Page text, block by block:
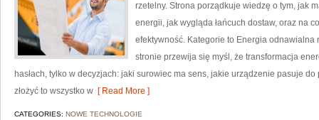
rzetelny. Strona porządkuje wiedzę o tym, jak
energii, jak wygląda łańcuch dostaw, oraz na
efektywność. Kategorie to Energia
stronie przewija się myśl, że transformacja
hasłach, tylko w decyzjach: jaki surowiec ma sens, jakie urządzenie pasuje
złożyć to wszystko w [ Read More ]
CATEGORIES: NOWE TECHNOLOGIE